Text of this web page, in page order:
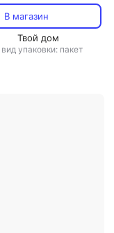
В магазин
Твой дом
вид упаковки: пакет